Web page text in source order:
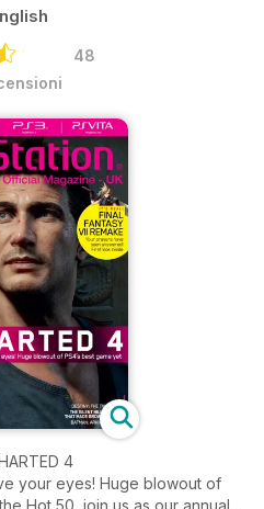
48
4
your eyes! Huge blowout of
Hot 50, join us as our annual